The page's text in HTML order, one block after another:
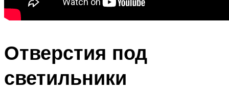
Отверстия под
светильники